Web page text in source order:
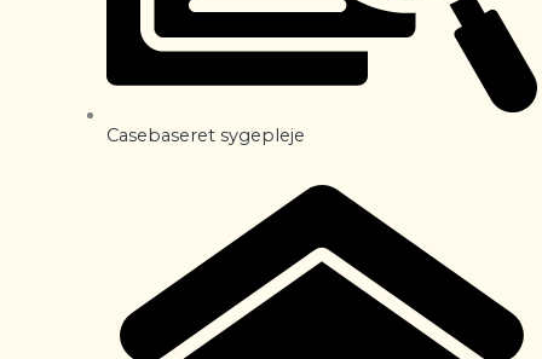
Casebaseret sygepleje